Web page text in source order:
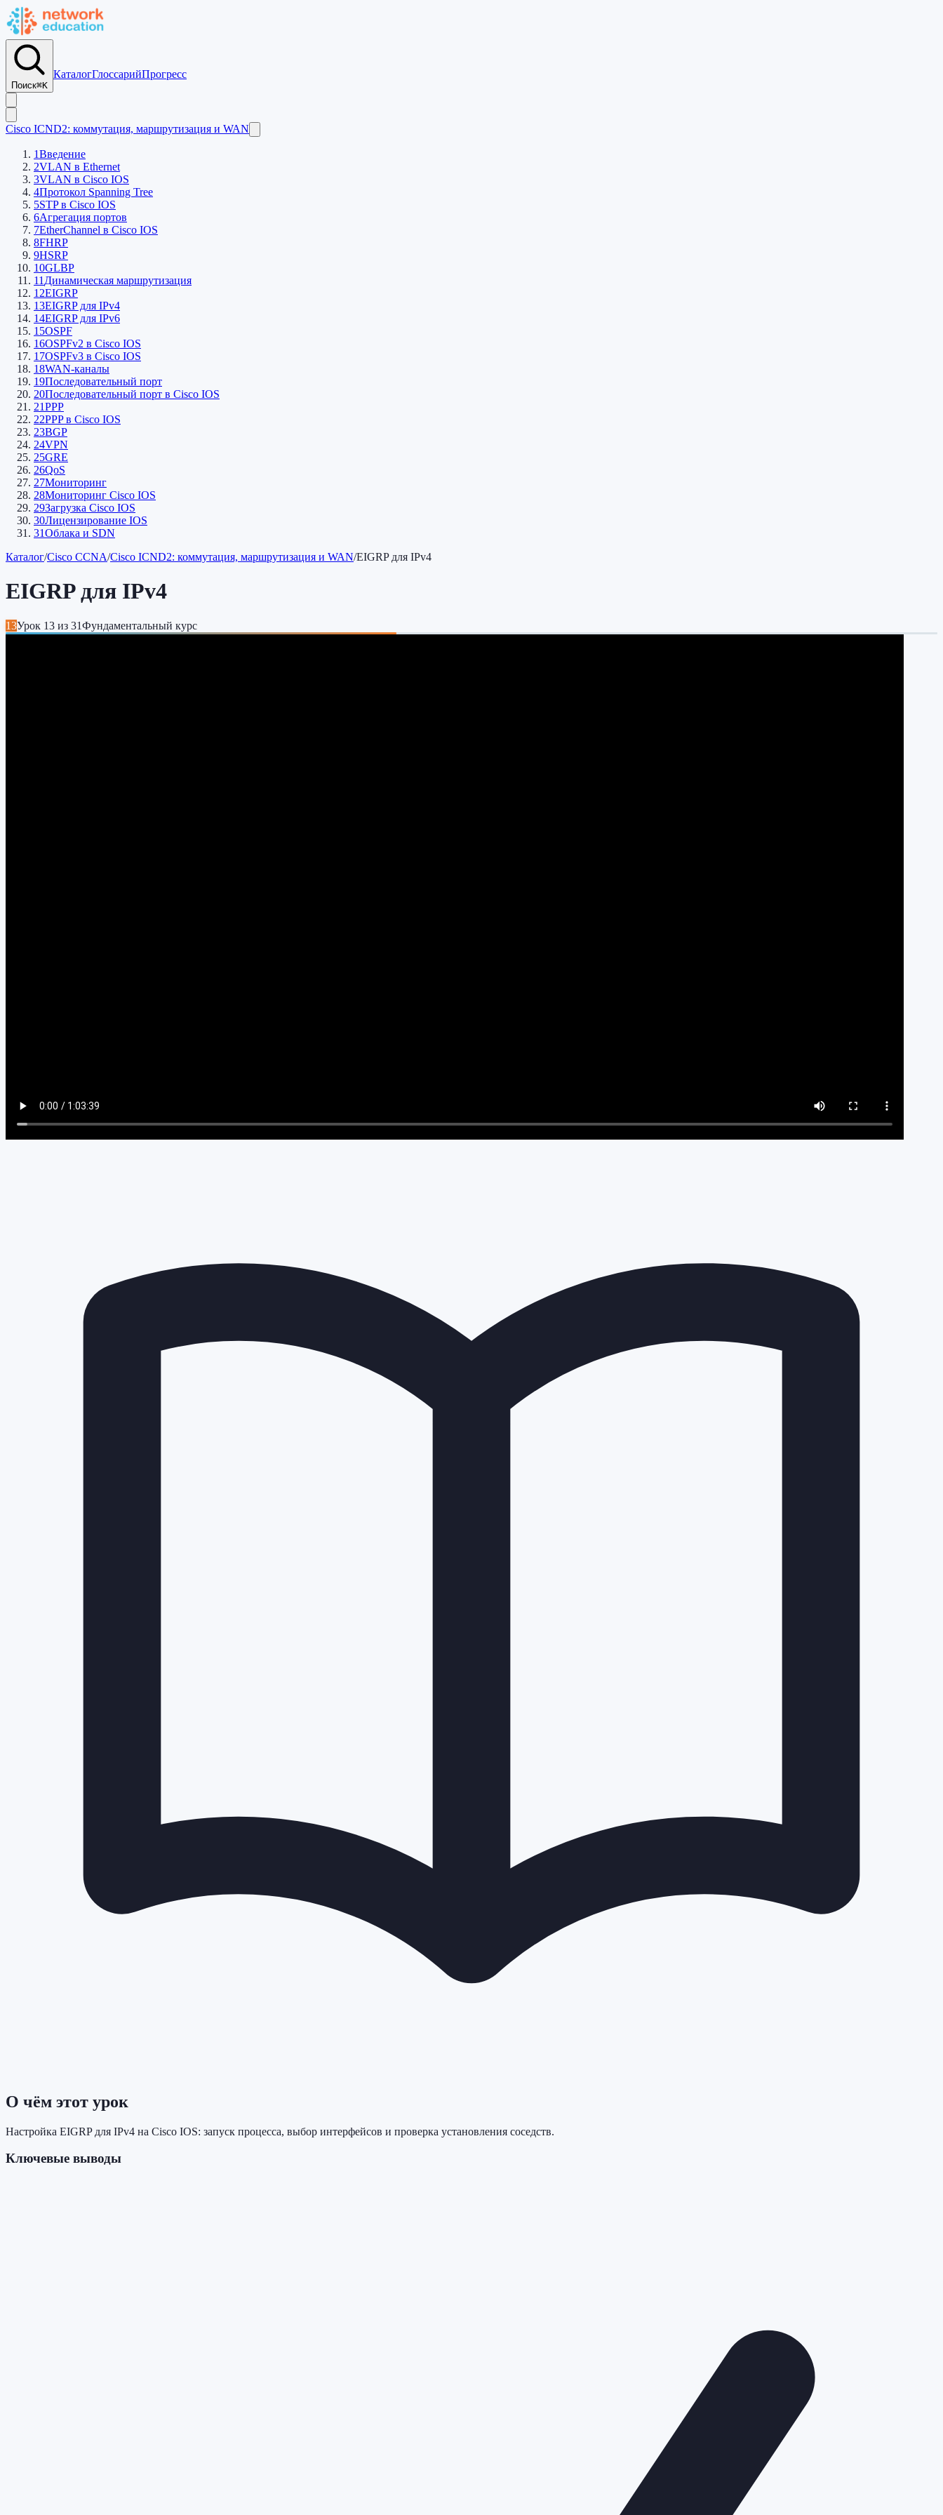
Поиск⌘K
КаталогГлоссарийПрогресс
Cisco ICND2: коммутация, маршрутизация и WAN
1Введение
2VLAN в Ethernet
3VLAN в Cisco IOS
4Протокол Spanning Tree
5STP в Cisco IOS
6Агрегация портов
7EtherСhannel в Cisco IOS
8FHRP
9HSRP
10GLBP
11 Динамическая маршрутизация
12EIGRP
13EIGRP для IPv4
14EIGRP для IPv6
15OSPF
16OSPFv2 в Cisco IOS
17OSPFv3 в Cisco IOS
18WAN-каналы
19Последовательный порт
20Последовательный порт в Cisco IOS
21PPP
22PPP в Cisco IOS
23BGP
24VPN
25GRE
26QoS
27Мониторинг
28Мониторинг Cisco IOS
29Загрузка Cisco IOS
30Лицензирование IOS
31Облака и SDN
Каталог/Cisco CCNA/Cisco ICND2: коммутация, маршрутизация и WAN/EIGRP для IPv4
EIGRP для IPv4
13Урок 13 из 31Фундаментальный курс
О чём этот урок
Настройка EIGRP для IPv4 на Cisco IOS: запуск процесса, выбор интерфейсов и проверка установления соседств.
Ключевые выводы